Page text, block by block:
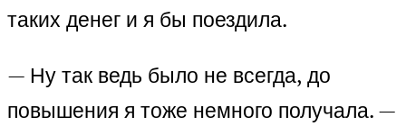
таких денег и я бы поездила.
— Ну так ведь было не всегда, до
повышения я тоже немного получала. —